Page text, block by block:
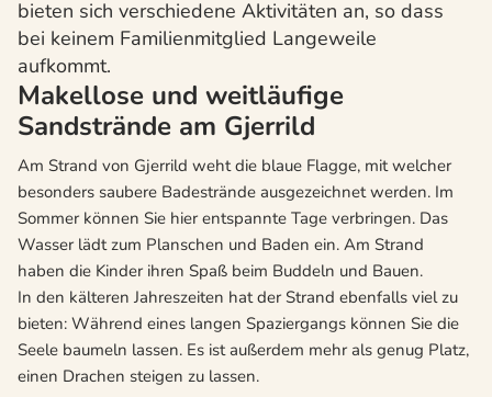
bieten sich verschiedene Aktivitäten an, so dass
bei keinem Familienmitglied Langeweile
aufkommt.
Makellose und weitläufige
Sandstrände am Gjerrild
Am Strand von Gjerrild weht die blaue Flagge, mit welcher
besonders saubere Badestrände ausgezeichnet werden. Im
Sommer können Sie hier entspannte Tage verbringen. Das
Wasser lädt zum Planschen und Baden ein. Am Strand
haben die Kinder ihren Spaß beim Buddeln und Bauen.
In den kälteren Jahreszeiten hat der Strand ebenfalls viel zu
bieten: Während eines langen Spaziergangs können Sie die
Seele baumeln lassen. Es ist außerdem mehr als genug Platz,
einen Drachen steigen zu lassen.